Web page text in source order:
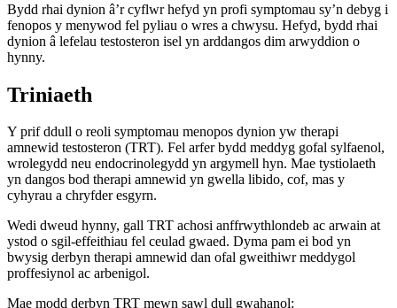
Bydd rhai dynion â’r cyflwr hefyd yn profi symptomau sy’n debyg i
fenopos y menywod fel pyliau o wres a chwysu. Hefyd, bydd rhai
dynion â lefelau testosteron isel yn arddangos dim arwyddion o
hynny.
Triniaeth
Y prif ddull o reoli symptomau menopos dynion yw therapi
amnewid testosteron (TRT). Fel arfer bydd meddyg gofal sylfaenol,
wrolegydd neu endocrinolegydd yn argymell hyn. Mae tystiolaeth
yn dangos bod therapi amnewid yn gwella libido, cof, mas y
cyhyrau a chryfder esgyrn.
Wedi dweud hynny, gall TRT achosi anffrwythlondeb ac arwain at
ystod o sgil-effeithiau fel ceulad gwaed. Dyma pam ei bod yn
bwysig derbyn therapi amnewid dan ofal gweithiwr meddygol
proffesiynol ac arbenigol.
Mae modd derbyn TRT mewn sawl dull gwahanol: